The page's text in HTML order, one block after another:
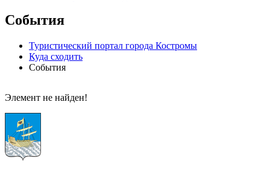
События
Туристический портал города Костромы
Куда сходить
События
Элемент не найден!